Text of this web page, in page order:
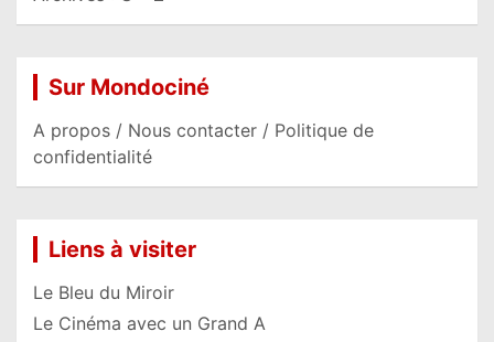
Sur Mondociné
A propos / Nous contacter / Politique de
confidentialité
Liens à visiter
Le Bleu du Miroir
Le Cinéma avec un Grand A